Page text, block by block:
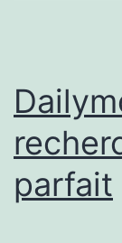
parfait